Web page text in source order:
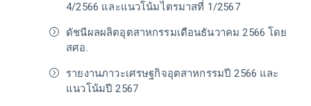
4/2566 และแนวโน้มไตรมาสที่ 1/2567
ดัชนีผลผลิตอุตสาหกรรมเดือนธันวาคม 2566 โดย
สศอ.
รายงานภาวะเศรษฐกิจอุตสาหกรรมปี 2566 และ
แนวโน้มปี 2567